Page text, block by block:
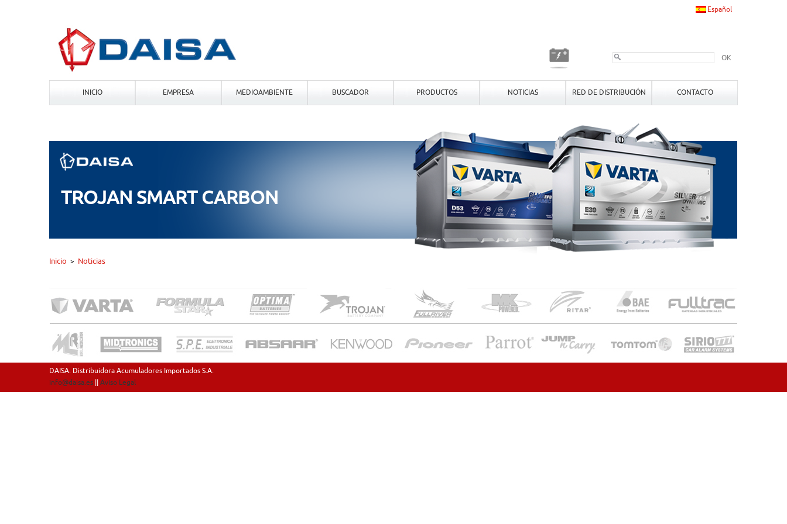
INICIO EMPRESA MEDIOAMBIENTE BUSCADOR PRODUCTOS NOTICIAS RED DE DISTRIBUCIÓN CONTACTO
Español
OK
TROJAN SMART CARBON
Inicio > Noticias
DAISA. Distribuidora Acumuladores Importados S.A.
info@daisa.es
Aviso Legal